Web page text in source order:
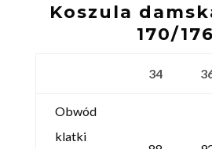
Koszula
170/176
34
Obwód
klatki